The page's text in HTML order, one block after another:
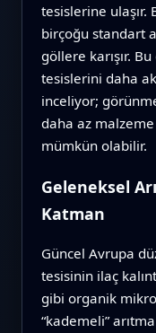
tesislerine ulaşır.
birçoğu standart
göllere karışır.
tesislerini daha
inceliyor;
daha az
mümkün olabilir.
Geleneksel
Katman
Güncel Avrupa
tesisinin ilaç
gibi organik
“kademeli”